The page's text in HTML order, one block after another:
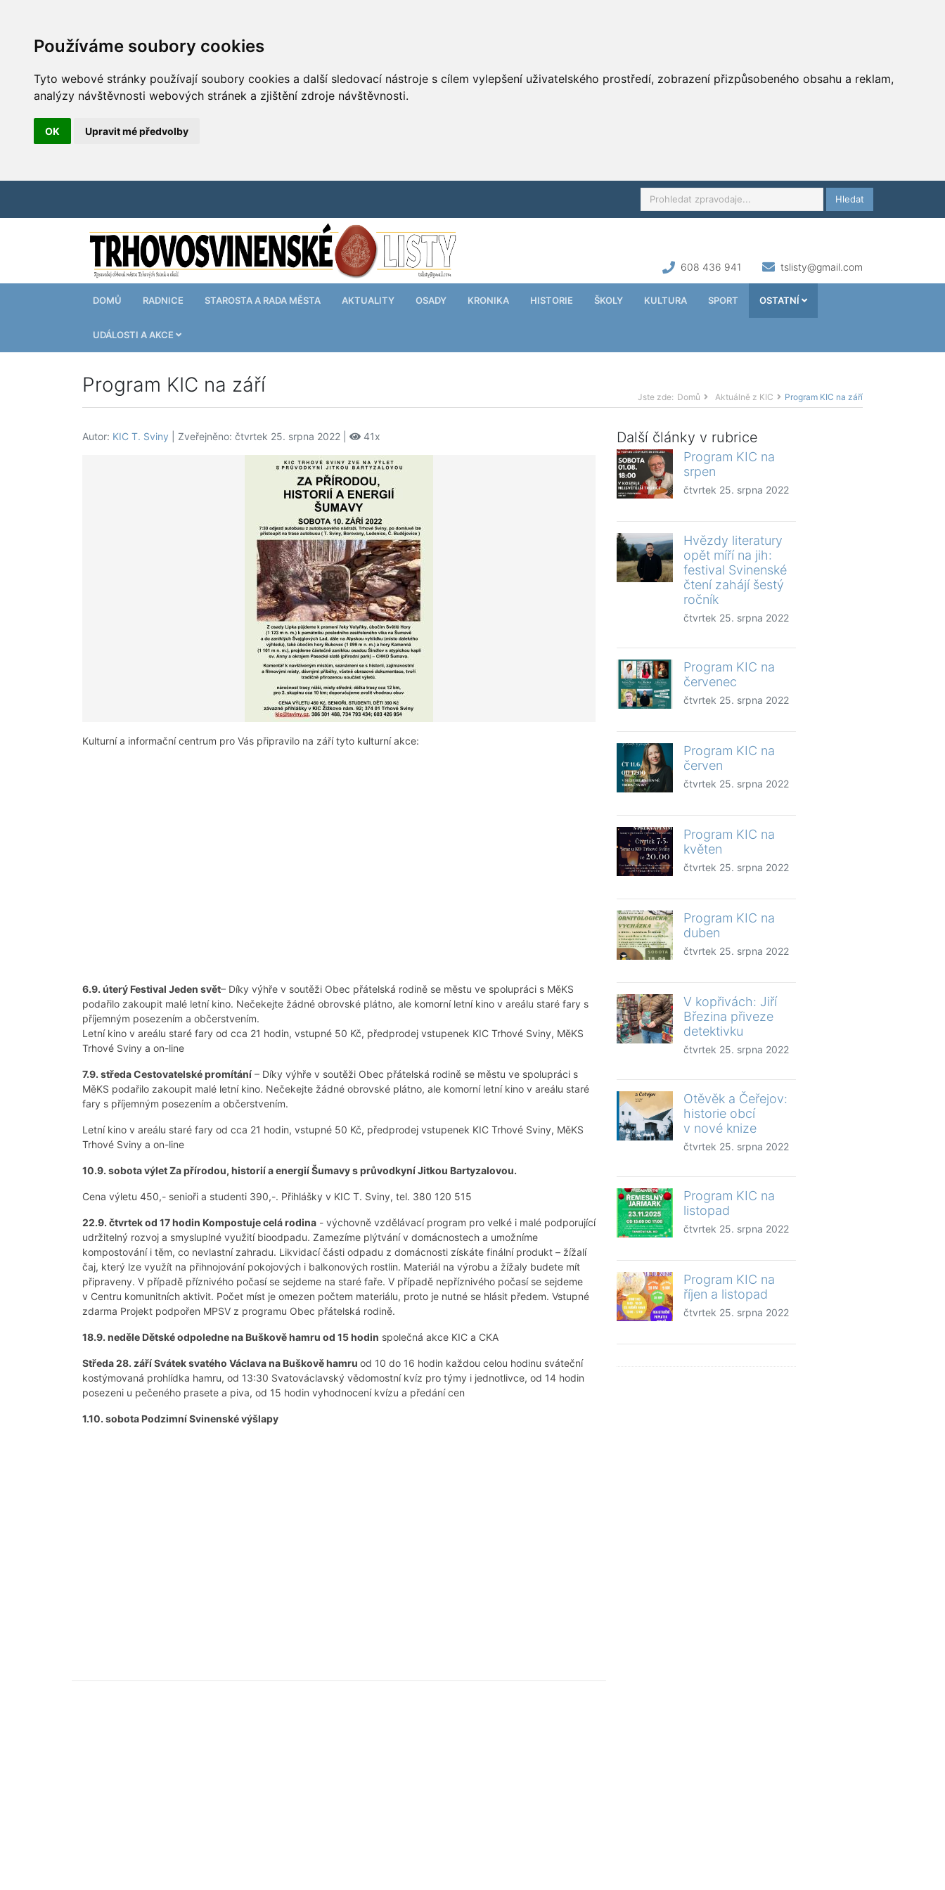
Používáme soubory cookies
Tyto webové stránky používají soubory cookies a další sledovací nástroje s cílem vylepšení uživatelského prostředí, zobrazení přizpůsobeného obsahu a reklam,
analýzy návštěvnosti webových stránek a zjištění zdroje návštěvnosti.
OK Upravit mé předvolby
Hledat
608 436 941 tslisty@gmail.com
DOMŮ RADNICE STAROSTA A RADA MĚSTA AKTUALITY OSADY KRONIKA HISTORIE ŠKOLY KULTURA SPORT OSTATNÍ
UDÁLOSTI A AKCE
Program KIC na září
Jste zde: Domů Aktuálně z KIC Program KIC na září
Autor: KIC T. Sviny | Zveřejněno: čtvrtek 25. srpna 2022 | 41x
Kulturní a informační centrum pro Vás připravilo na září tyto kulturní akce:
6.9. úterý Festival Jeden svět– Díky výhře v soutěži Obec přátelská rodině se městu ve spolupráci s MěKS
podařilo zakoupit malé letní kino. Nečekejte žádné obrovské plátno, ale komorní letní kino v areálu staré fary s
příjemným posezením a občerstvením.
Letní kino v areálu staré fary od cca 21 hodin, vstupné 50 Kč, předprodej vstupenek KIC Trhové Sviny, MěKS
Trhové Sviny a on-line
7.9. středa Cestovatelské promítání – Díky výhře v soutěži Obec přátelská rodině se městu ve spolupráci s
MěKS podařilo zakoupit malé letní kino. Nečekejte žádné obrovské plátno, ale komorní letní kino v areálu staré
fary s příjemným posezením a občerstvením.
Letní kino v areálu staré fary od cca 21 hodin, vstupné 50 Kč, předprodej vstupenek KIC Trhové Sviny, MěKS
Trhové Sviny a on-line
10.9. sobota výlet Za přírodou, historií a energií Šumavy s průvodkyní Jitkou Bartyzalovou.
Cena výletu 450,- senioři a studenti 390,-. Přihlášky v KIC T. Sviny, tel. 380 120 515
22.9. čtvrtek od 17 hodin Kompostuje celá rodina - výchovně vzdělávací program pro velké i malé podporující
udržitelný rozvoj a smysluplné využití bioodpadu. Zamezíme plýtvání v domácnostech a umožníme
kompostování i těm, co nevlastní zahradu. Likvidací části odpadu z domácnosti získáte finální produkt – žížalí
čaj, který lze využít na přihnojování pokojových i balkonových rostlin. Materiál na výrobu a žížaly budete mít
připraveny. V případě příznivého počasí se sejdeme na staré faře. V případě nepříznivého počasí se sejdeme
v Centru komunitních aktivit. Počet míst je omezen počtem materiálu, proto je nutné se hlásit předem. Vstupné
zdarma Projekt podpořen MPSV z programu Obec přátelská rodině.
18.9. neděle Dětské odpoledne na Buškově hamru od 15 hodin společná akce KIC a CKA
Středa 28. září Svátek svatého Václava na Buškově hamru od 10 do 16 hodin každou celou hodinu sváteční
kostýmovaná prohlídka hamru, od 13:30 Svatováclavský vědomostní kvíz pro týmy i jednotlivce, od 14 hodin
posezeni u pečeného prasete a piva, od 15 hodin vyhodnocení kvízu a předání cen
1.10. sobota Podzimní Svinenské výšlapy
Další články v rubrice
Program KIC na
srpen
čtvrtek 25. srpna 2022
Hvězdy literatury
opět míří na jih:
festival Svinenské
čtení zahájí šestý
ročník
čtvrtek 25. srpna 2022
Program KIC na
červenec
čtvrtek 25. srpna 2022
Program KIC na
červen
čtvrtek 25. srpna 2022
Program KIC na
květen
čtvrtek 25. srpna 2022
Program KIC na
duben
čtvrtek 25. srpna 2022
V kopřivách: Jiří
Březina přiveze
detektivku
čtvrtek 25. srpna 2022
Otěvěk a Čeřejov:
historie obcí
v nové knize
čtvrtek 25. srpna 2022
Program KIC na
listopad
čtvrtek 25. srpna 2022
Program KIC na
říjen a listopad
čtvrtek 25. srpna 2022